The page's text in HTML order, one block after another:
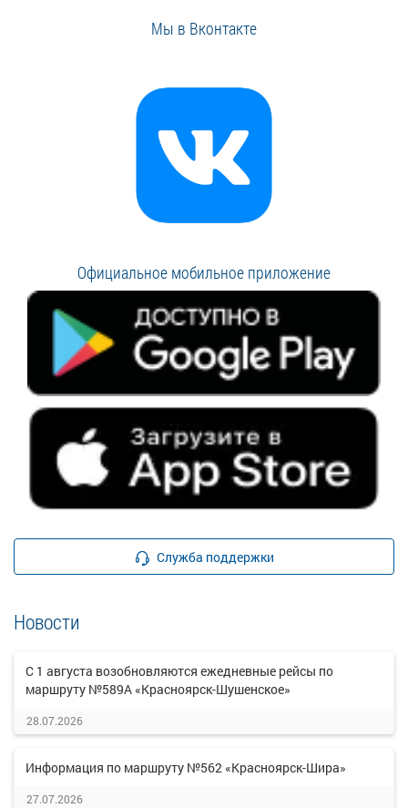
Мы в Вконтакте
Официальное мобильное приложение
Служба поддержки
Новости
С 1 августа возобновляются ежедневные рейсы по
маршруту №589А «Красноярск-Шушенское»
28.07.2026
Информация по маршруту №562 «Красноярск-Шира»
27.07.2026